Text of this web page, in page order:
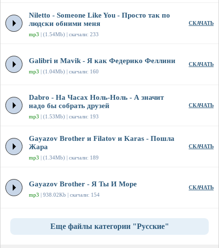
Niletto - Someone Like You - Просто так по
людски обними меня
mp3 | (1.54Mb) | скачали: 233
СКАЧАТЬ
Galibri и Mavik - Я как Федерико Феллини
mp3 | (1.04Mb) | скачали: 160
СКАЧАТЬ
Dabro - На Часах Ноль-Ноль - А значит
надо бы собрать друзей
mp3 | (1.53Mb) | скачали: 193
СКАЧАТЬ
Gayazov Brother и Filatov и Karas - Пошла
Жара
mp3 | (1.34Mb) | скачали: 189
СКАЧАТЬ
Gayazov Brother - Я Ты И Море
mp3 | 938.02Kb | скачали: 154
СКАЧАТЬ
Еще файлы категории "Русские"